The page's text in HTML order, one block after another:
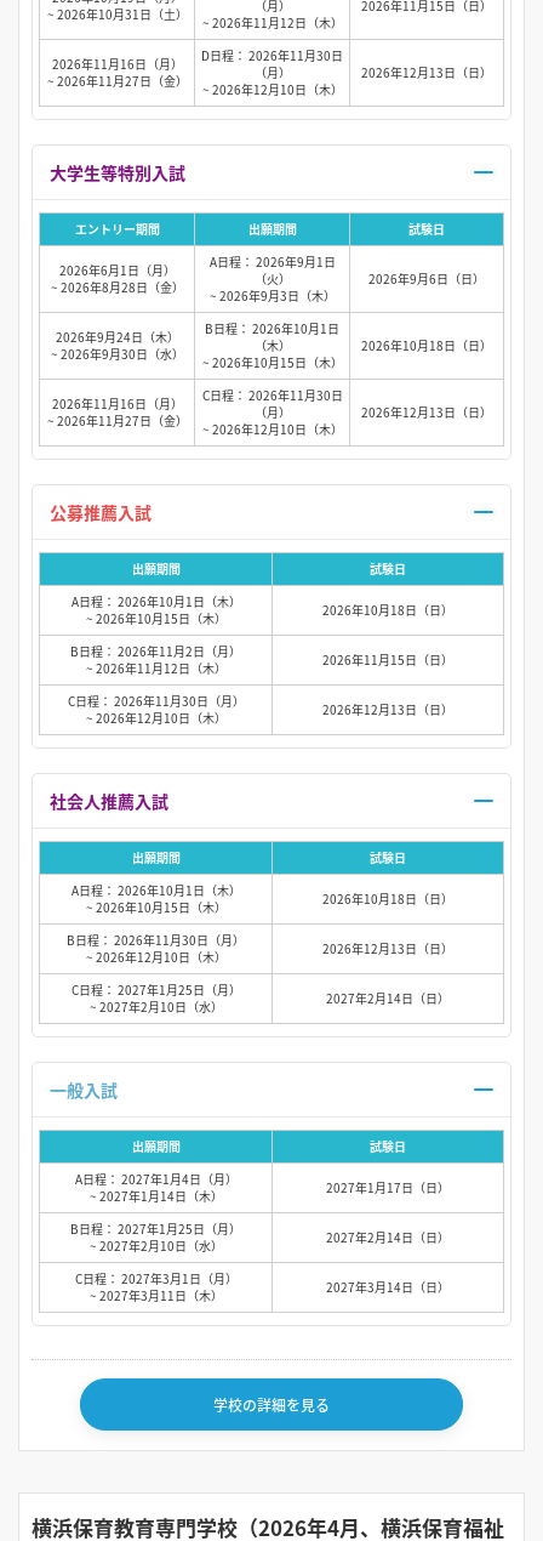
~ 2026年10月31日（土）
（月）
~ 2026年11月12日（木）
2026年11月15日（日）
2026年11月16日（月）
~ 2026年11月27日（金）
D日程： 2026年11月30日
（月）
~ 2026年12月10日（木）
2026年12月13日（日）
エントリー期間 出願期間 試験日
2026年6月1日（月）
~ 2026年8月28日（金）
A日程： 2026年9月1日
（火）
~ 2026年9月3日（木）
2026年9月6日（日）
2026年9月24日（木）
~ 2026年9月30日（水）
B日程： 2026年10月1日
（木）
~ 2026年10月15日（木）
2026年10月18日（日）
2026年11月16日（月）
~ 2026年11月27日（金）
C日程： 2026年11月30日
（月）
~ 2026年12月10日（木）
2026年12月13日（日）
出願期間
試験日
A日程： 2026年10月1日（木）
~ 2026年10月15日（木）
2026年10月18日（日）
B日程： 2026年11月2日（月）
~ 2026年11月12日（木）
2026年11月15日（日）
C日程： 2026年11月30日（月）
~ 2026年12月10日（木）
2026年12月13日（日）
出願期間
試験日
A日程： 2026年10月1日（木）
~ 2026年10月15日（木）
2026年10月18日（日）
B日程： 2026年11月30日（月）
~ 2026年12月10日（木）
2026年12月13日（日）
C日程： 2027年1月25日（月）
~ 2027年2月10日（水）
2027年2月14日（日）
出願期間
試験日
A日程： 2027年1月4日（月）
~ 2027年1月14日（木）
2027年1月17日（日）
B日程： 2027年1月25日（月）
~ 2027年2月10日（水）
2027年2月14日（日）
C日程： 2027年3月1日（月）
~ 2027年3月11日（木）
2027年3月14日（日）
学校の詳細を見る
横浜保育教育専門学校（2026年4月、横浜保育福祉